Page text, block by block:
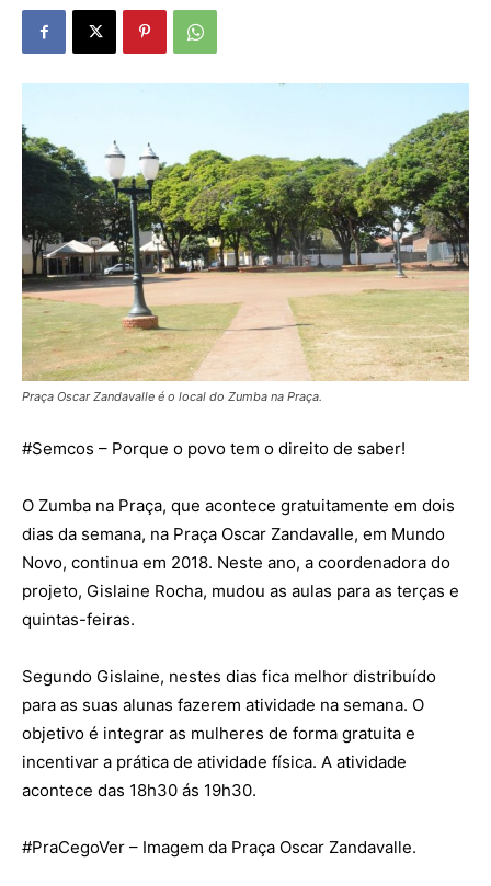
Praça Oscar Zandavalle é o local do Zumba na Praça.
#Semcos – Porque o povo tem o direito de saber!
O Zumba na Praça, que acontece gratuitamente em dois
dias da semana, na Praça Oscar Zandavalle, em Mundo
Novo, continua em 2018. Neste ano, a coordenadora do
projeto, Gislaine Rocha, mudou as aulas para as terças e
quintas-feiras.
Segundo Gislaine, nestes dias fica melhor distribuído
para as suas alunas fazerem atividade na semana. O
objetivo é integrar as mulheres de forma gratuita e
incentivar a prática de atividade física. A atividade
acontece das 18h30 ás 19h30.
#PraCegoVer – Imagem da Praça Oscar Zandavalle.